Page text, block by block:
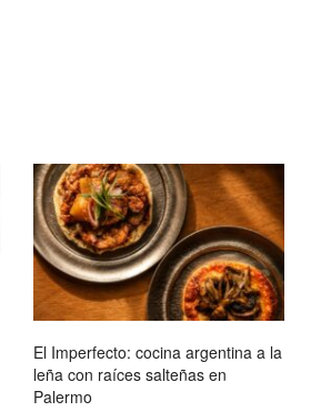
El Imperfecto: cocina argentina a la
leña con raíces salteñas en
Palermo